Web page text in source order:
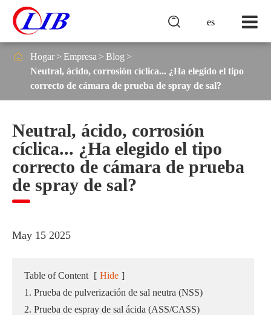
es

 Hogar Empresa
Blog
Neutral, ácido, corrosión cíclica... ¿Ha elegido el tipo
correcto de cámara de prueba de spray de sal?
Neutral, ácido, corrosión
cíclica... ¿Ha elegido el tipo
correcto de cámara de prueba
de spray de sal?
May 15 2025
Table of Content [ Hide ]
1. Prueba de pulverización de sal neutra (NSS)
2. Prueba de espray de sal ácida (ASS/CASS)